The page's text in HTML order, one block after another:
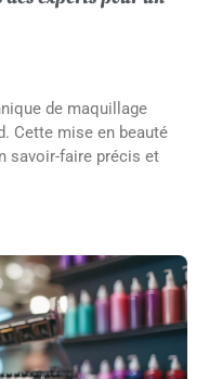
de maquillage
Cette mise en beauté
savoir-faire précis et